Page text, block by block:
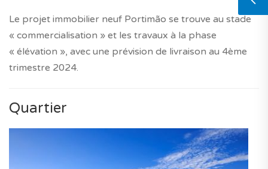
Le projet immobilier neuf Portimão se trouve au stade
« commercialisation » et les travaux à la phase
« élévation », avec une prévision de livraison au 4ème
trimestre 2024.
Quartier